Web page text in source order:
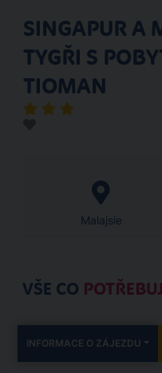
SINGAPUR A
TYGŘI S
TIOMAN
Malajsie
VŠE CO
INFORMACE O ZÁJEZDU